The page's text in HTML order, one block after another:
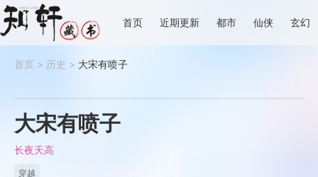
首页 近期更新 都市 仙侠 玄幻
首页 > 历史 > 大宋有喷子
大宋有喷子
长夜天高
穿越